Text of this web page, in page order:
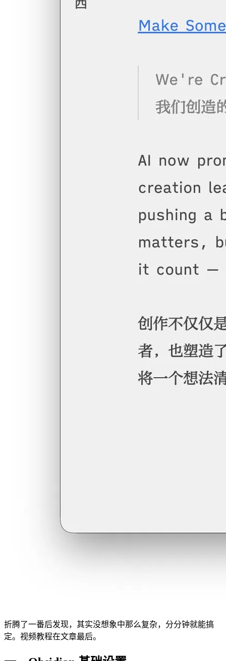
折腾了一番后发现，其实没想象中那么复杂，分分钟就能搞
定。视频教程在文章最后。